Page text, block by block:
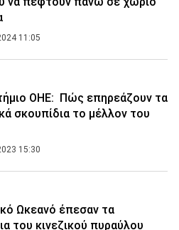
11:05
ΟΗΕ: Πώς επηρεάζουν τα
σκουπίδια το μέλλον του
15:30
Ωκεανό έπεσαν τα
του κινεζικού πυραύλου